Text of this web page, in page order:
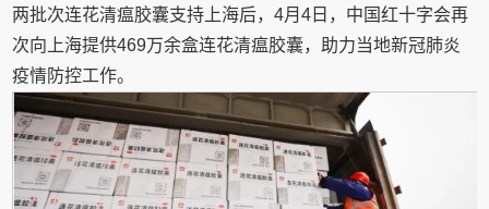
两批次连花清瘟胶囊支持上海后，4月4日，中国红十字会再
次向上海提供469万余盒连花清瘟胶囊，助力当地新冠肺炎
疫情防控工作。